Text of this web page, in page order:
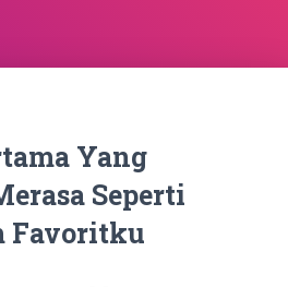
Yang
Seperti
Favoritku